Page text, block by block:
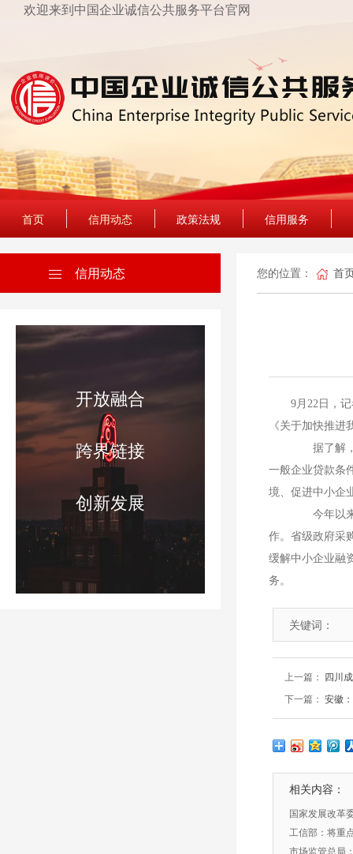
欢迎来到中国企业诚信公共服务平台官网
首页 信用动态 政策法规 信用服务
信用动态
开放融合
跨界链接
创新发展
您的位置： 首
9月22日，
《关于加快推
据了解，
一般企业贷款条
境、促进中小企
今年以来
作。省级政府采
缓解中小企业融
务。
关键词：
上一篇： 四川
下一篇： 安徽
相关内容：
国家发展改革
信息报告标准
工信部：将重
企业款项
市场监管总局